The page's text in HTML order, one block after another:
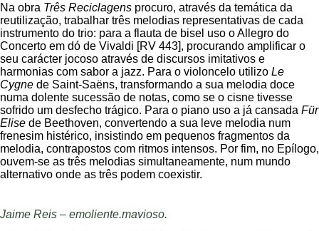
Na obra Três Reciclagens procuro, através da temática da
reutilização, trabalhar três melodias representativas de cada
instrumento do trio: para a flauta de bisel uso o Allegro do
Concerto em dó de Vivaldi [RV 443], procurando amplificar o
seu carácter jocoso através de discursos imitativos e
harmonias com sabor a jazz. Para o violoncelo utilizo Le
Cygne de Saint-Saëns, transformando a sua melodia doce
numa dolente sucessão de notas, como se o cisne tivesse
sofrido um desfecho trágico. Para o piano uso a já cansada Für
Elise de Beethoven, convertendo a sua leve melodia num
frenesim histérico, insistindo em pequenos fragmentos da
melodia, contrapostos com ritmos intensos. Por fim, no Epílogo,
ouvem-se as três melodias simultaneamente, num mundo
alternativo onde as três podem coexistir.
Jaime Reis – emoliente.mavioso.